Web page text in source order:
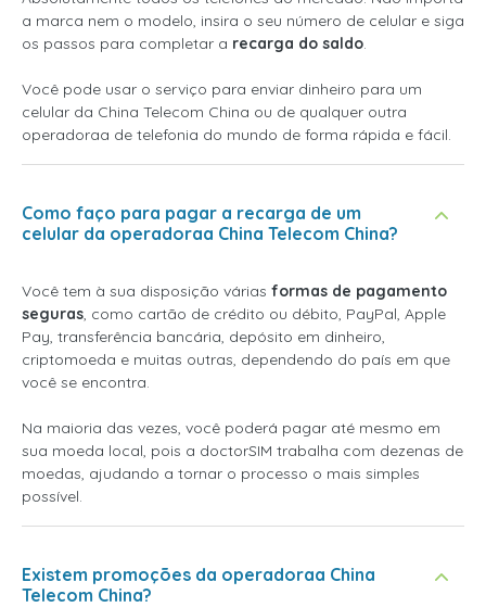
a marca nem o modelo, insira o seu número de celular e siga
os passos para completar a recarga do saldo.
Você pode usar o serviço para enviar dinheiro para um
celular da China Telecom China ou de qualquer outra
operadoraa de telefonia do mundo de forma rápida e fácil.
Como faço para pagar a recarga de um
celular da operadoraa China Telecom China?
Você tem à sua disposição várias formas de pagamento
seguras, como cartão de crédito ou débito, PayPal, Apple
Pay, transferência bancária, depósito em dinheiro,
criptomoeda e muitas outras, dependendo do país em que
você se encontra.
Na maioria das vezes, você poderá pagar até mesmo em
sua moeda local, pois a doctorSIM trabalha com dezenas de
moedas, ajudando a tornar o processo o mais simples
possível.
Existem promoções da operadoraa China
Telecom China?